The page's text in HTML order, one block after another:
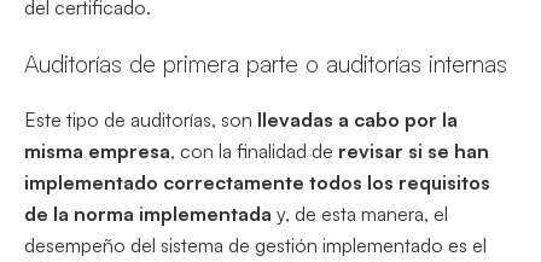
del certificado.
Auditorías de primera parte o auditorías internas
Este tipo de auditorías, son llevadas a cabo por la
misma empresa, con la finalidad de revisar si se han
implementado correctamente todos los requisitos
de la norma implementada y, de esta manera, el
desempeño del sistema de gestión implementado es el